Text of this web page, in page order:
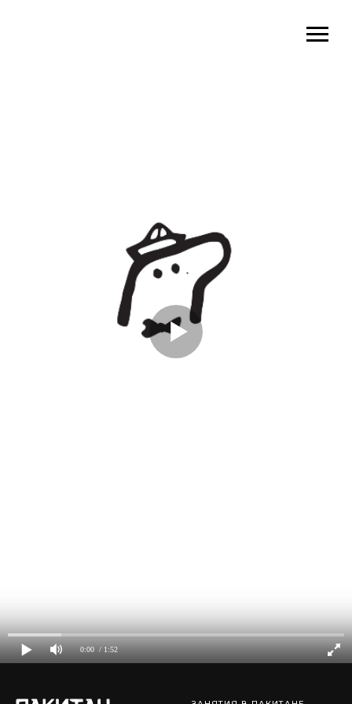
0:00 / 1:52